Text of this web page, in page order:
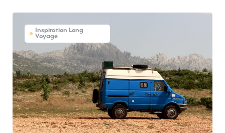
Inspiration Long
Voyage